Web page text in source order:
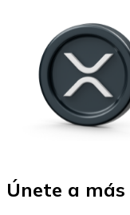
Únete a